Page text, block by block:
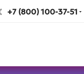
+7 (800) 100-37-51